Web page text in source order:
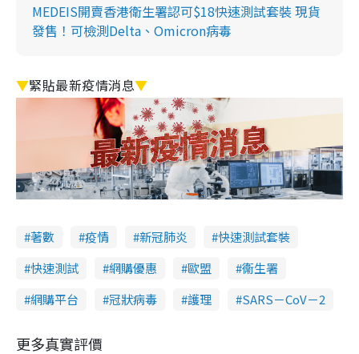
MEDEIS開賣香港衛生署認可$18快速測試套裝 現貨
發售！可檢測Delta、Omicron病毒
▼緊貼最新疫情消息▼
著數 疫情 新冠肺炎
快速測試套裝
快速測試
網購優惠 歐盟
衞生署
網購平台
冠狀病毒 護理 SARS－CoV－2
更多真實評價